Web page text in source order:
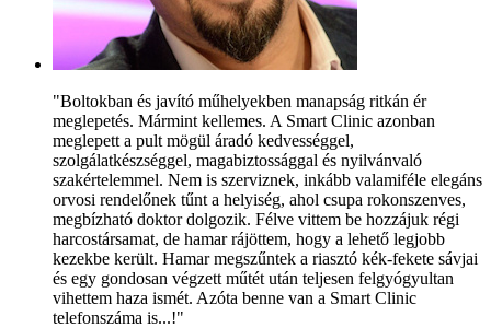
"Boltokban és javító műhelyekben manapság ritkán ér
meglepetés. Mármint kellemes. A Smart Clinic azonban
meglepett a pult mögül áradó kedvességgel,
szolgálatkészséggel, magabiztossággal és nyilvánvaló
szakértelemmel. Nem is szerviznek, inkább valamiféle elegáns
orvosi rendelőnek tűnt a helyiség, ahol csupa rokonszenves,
megbízható doktor dolgozik. Félve vittem be hozzájuk régi
harcostársamat, de hamar rájöttem, hogy a lehető legjobb
kezekbe került. Hamar megszűntek a riasztó kék-fekete sávjai
és egy gondosan végzett műtét után teljesen felgyógyultan
vihettem haza ismét. Azóta benne van a Smart Clinic
telefonszáma is...!"